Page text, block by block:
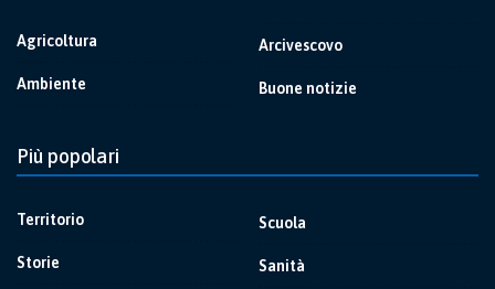
Agricoltura
Ambiente
Arcivescovo
Buone notizie
Più popolari
Territorio
Storie
Scuola
Sanità